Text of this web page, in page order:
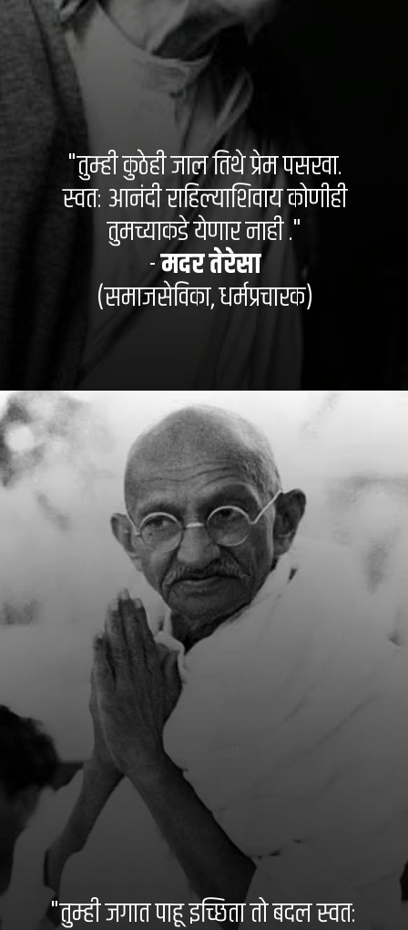
"तुम्ही कुठेही जाल तिथे प्रेम पसरवा.
स्वतः आनंदी राहिल्याशिवाय कोणीही
तुमच्याकडे येणार नाही ."
-मदर तेरेसा
(समाजसेविका, धर्मप्रचारक)
"तुम्ही जगात पाहू इच्छिता तो बदल स्वतः